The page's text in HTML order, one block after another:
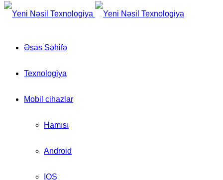
Əsas Səhifə
Texnologiya
Mobil cihazlar
Hamısı
Android
IOS